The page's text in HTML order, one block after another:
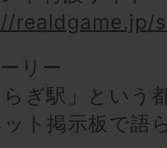
realdgame.jp/
リー
らぎ駅」という
ト掲示板で語